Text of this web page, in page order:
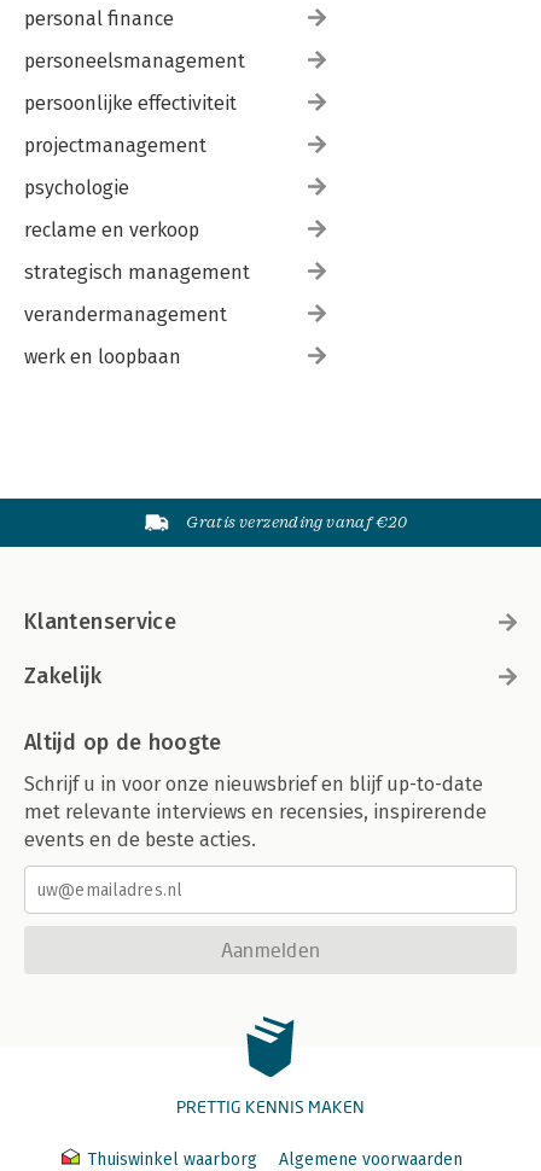
personal finance
personeelsmanagement
persoonlijke effectiviteit
projectmanagement
psychologie
reclame en verkoop
strategisch management
verandermanagement
werk en loopbaan
Gratis verzending vanaf €20
Klantenservice
Zakelijk
Altijd op de hoogte
Schrijf u in voor onze nieuwsbrief en blijf up-to-date
met relevante interviews en recensies, inspirerende
events en de beste acties.
Aanmelden
PRETTIG KENNIS MAKEN
Thuiswinkel waarborg Algemene voorwaarden